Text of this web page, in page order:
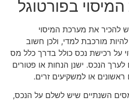
בפורטוגל
להכיר את מערכת המיסוי
מורכבת למדי, ולכן חשוב
על רכישת נכס כולל בדרך כלל מס
הנכס. ישנן הנחות או פטורים
או למשקיעים זרים.
השנתיים שיש לשלם על הנכס,